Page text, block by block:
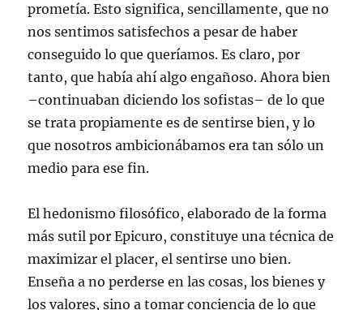
prometía. Esto significa, sencillamente, que no
nos sentimos satisfechos a pesar de haber
conseguido lo que queríamos. Es claro, por
tanto, que había ahí algo engañoso. Ahora bien
–continuaban diciendo los sofistas– de lo que
se trata propiamente es de sentirse bien, y lo
que nosotros ambicionábamos era tan sólo un
medio para ese fin.
El hedonismo filosófico, elaborado de la forma
más sutil por Epicuro, constituye una técnica de
maximizar el placer, el sentirse uno bien.
Enseña a no perderse en las cosas, los bienes y
los valores, sino a tomar conciencia de lo que